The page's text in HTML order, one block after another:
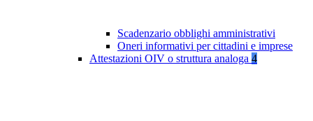
Scadenzario obblighi amministrativi
Oneri informativi per cittadini e imprese
Attestazioni OIV o struttura analoga 4